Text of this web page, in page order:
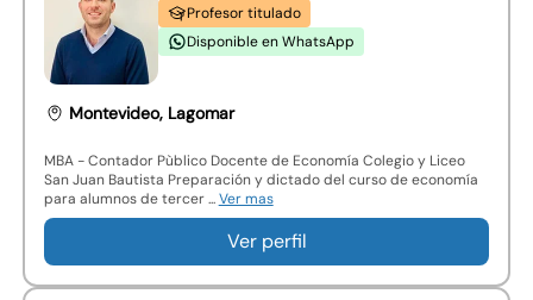
Profesor titulado
Disponible en WhatsApp
Montevideo, Lagomar
MBA - Contador Pùblico Docente de Economía Colegio y Liceo
San Juan Bautista Preparación y dictado del curso de economía
para alumnos de tercer ...Ver mas
Ver perfil